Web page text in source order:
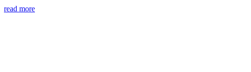
read more